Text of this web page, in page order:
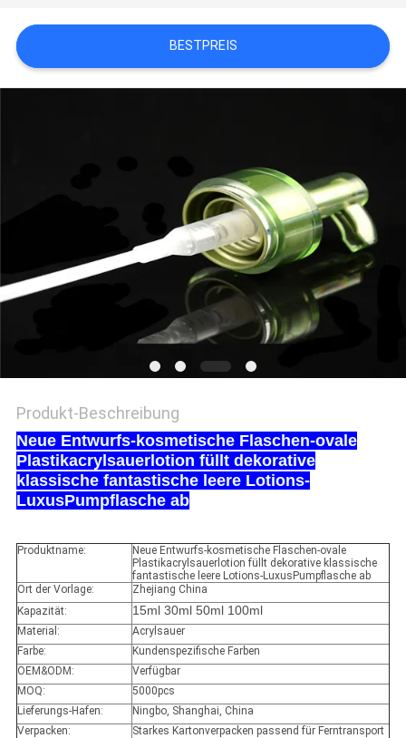
SITEMAP
PRIVACY
BESTPREIS
Produkt-Beschreibung
Neue Entwurfs-kosmetische Flaschen-ovale
Plastikacrylsauerlotion füllt dekorative
klassische fantastische leere Lotions-
LuxusPumpflasche ab
Produktname:
Neue Entwurfs-kosmetische Flaschen-ovale
Plastikacrylsauerlotion füllt dekorative klassische
fantastische leere Lotions-LuxusPumpflasche ab
Ort der Vorlage:
Zhejiang China
Kapazität:
15ml 30ml 50ml 100ml
Material:
Acrylsauer
Farbe:
Kundenspezifische Farben
OEM&ODM:
Verfügbar
MOQ:
5000pcs
Lieferungs-Hafen:
Ningbo, Shanghai, China
Verpacken:
Starkes Kartonverpacken passend für Ferntransport